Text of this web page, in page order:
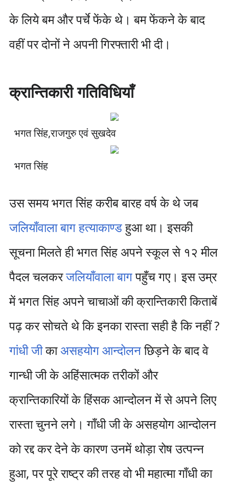
के लिये बम और पर्चे फेंके थे। बम फेंकने के बाद
वहीं पर दोनों ने अपनी गिरफ्तारी भी दी।
क्रान्तिकारी गतिविधियाँ
भगत सिंह,राजगुरु एवं सुखदेव
भगत सिंह
उस समय भगत सिंह करीब बारह वर्ष के थे जब
जलियाँवाला बाग हत्याकाण्डहुआ था। इसकी
सूचना मिलते ही भगत सिंह अपने स्कूल से १२ मील
पैदल चलकरजलियाँवाला बागपहुँच गए। इस उम्र
में भगत सिंह अपने चाचाओं की क्रान्तिकारी किताबें
पढ़ कर सोचते थे कि इनका रास्ता सही है कि नहीं ?
गांधी जीकाअसहयोग आन्दोलनछिड़ने के बाद वे
गान्धी जी के अहिंसात्मक तरीकों और
क्रान्तिकारियों के हिंसक आन्दोलन में से अपने लिए
रास्ता चुनने लगे। गाँधी जी के असहयोग आन्दोलन
को रद्द कर देने के कारण उनमें थोड़ा रोष उत्पन्न
हुआ, पर पूरे राष्ट्र की तरह वो भी महात्मा गाँधी का